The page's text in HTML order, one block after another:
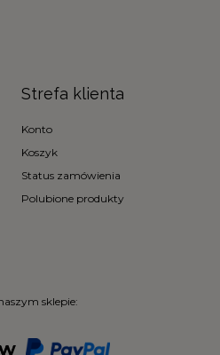
Strefa klienta
Konto
Koszyk
Status zamówienia
Polubione produkty
sklepie: